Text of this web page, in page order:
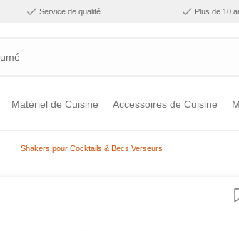
Service de qualité Plus de 10
d
Matériel de Cuisine Accessoires de Cuisine
Shakers pour Cocktails & Becs Verseurs